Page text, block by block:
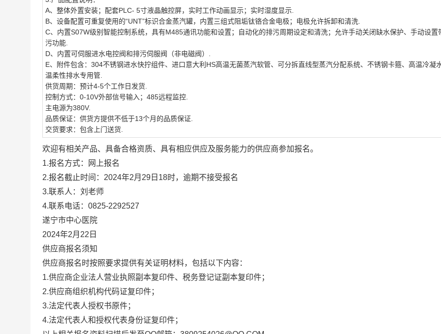
A、整体外置安装；配套PLC- 5寸液晶触控屏，实时工作动画显示；实时湿度显示.
B、设备配置可重复使用的“UNT”标识合金蒸汽罐，内置三组式阻垢钛铬合金电极；电极允许拆卸和清洗.
C、内置S07W级别智能控制系统，具有M485通讯功能和设置；自动化的排污周期设定和清洗；允许手动关闭缺水保护、手动设置
污功能.
D、内置可伺服进水电控阀和排污伺服阀（非电磁阀）.
E、附件包含：304不锈钢进水快拧组件、进口意大利HS高温无菌蒸汽软管、可分拆直线型蒸汽分配系统、不锈钢卡箍、高温冷凝
温柔性排水专用管.
供货周期：预计4-5个工作日发货.
控制方式：0-10V外部信号输入；485远程监控.
主电源为380V.
品质保证：供货方提供不低于13个月的品质保证.
交货要求：包含上门送货.
欢迎有相关产品、具备合格资质、具有相应供应及服务能力的供应商参加报名。
1.报名方式：网上报名
2.报名截止时间：2024年2月29日18时，逾期不接受报名
3.联系人：刘老师
4.联系电话：0825-2292527
遂宁市中心医院
2024年2月22日
供应商报名须知
供应商报名时按照要求提供有关证明材料，包括以下内容：
1.供应商企业法人营业执照副本复印件、税务登记证副本复印件；
2.供应商组织机构代码证复印件；
3.法定代表人授权书原件；
4.法定代表人和授权代表身份证复印件；